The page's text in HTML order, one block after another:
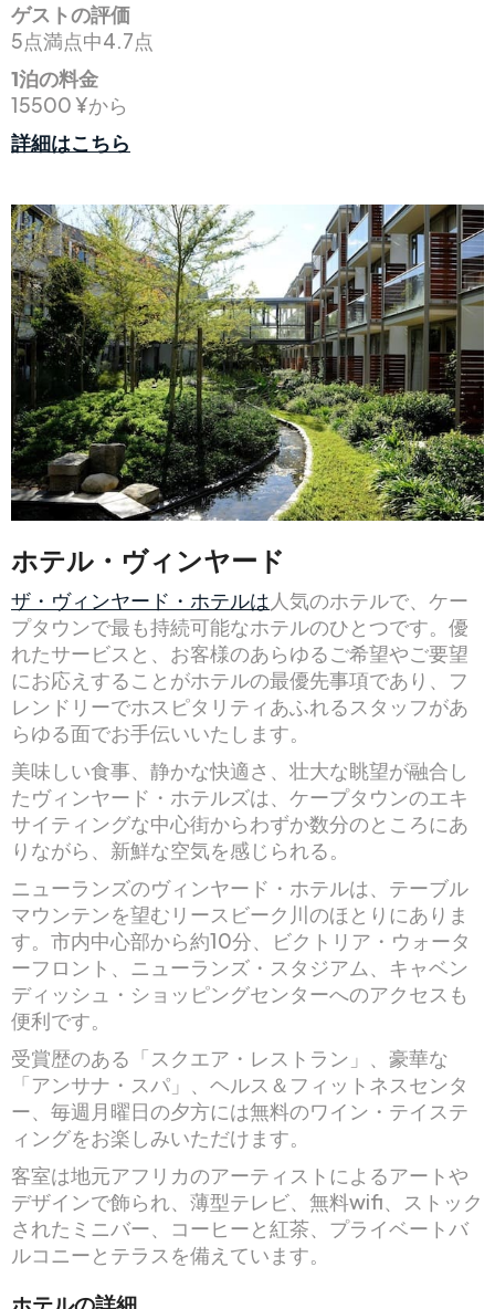
ゲストの評価
5点満点中4.7点
1泊の料金
15500 ¥から
詳細はこちら
ホテル・ヴィンヤード
ザ・ヴィンヤード・ホテルは 人気のホテルで、ケー
プタウンで最も持続可能なホテルのひとつです。優
れたサービスと、お客様のあらゆるご希望やご要望
にお応えすることがホテルの最優先事項であり、フ
レンドリーでホスピタリティあふれるスタッフがあ
らゆる面でお手伝いいたします。
美味しい食事、静かな快適さ、壮大な眺望が融合し
たヴィンヤード・ホテルズは、ケープタウンのエキ
サイティングな中心街からわずか数分のところにあ
りながら、新鮮な空気を感じられる。
ニューランズのヴィンヤード・ホテルは、テーブル
マウンテンを望むリースビーク川のほとりにありま
す。市内中心部から約10分、ビクトリア・ウォータ
ーフロント、ニューランズ・スタジアム、キャベン
ディッシュ・ショッピングセンターへのアクセスも
便利です。
受賞歴のある「スクエア・レストラン」、豪華な
「アンサナ・スパ」、ヘルス＆フィットネスセンタ
ー、毎週月曜日の夕方には無料のワイン・テイステ
ィングをお楽しみいただけます。
客室は地元アフリカのアーティストによるアートや
デザインで飾られ、薄型テレビ、無料wifi、ストック
されたミニバー、コーヒーと紅茶、プライベートバ
ルコニーとテラスを備えています。
ホテルの詳細